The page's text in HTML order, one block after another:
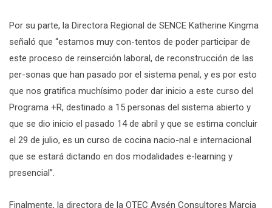
Por su parte, la Directora Regional de SENCE Katherine Kingma
señaló que “estamos muy con-tentos de poder participar de
este proceso de reinserción laboral, de reconstrucción de las
per-sonas que han pasado por el sistema penal, y es por esto
que nos gratifica muchísimo poder dar inicio a este curso del
Programa +R, destinado a 15 personas del sistema abierto y
que se dio inicio el pasado 14 de abril y que se estima concluir
el 29 de julio, es un curso de cocina nacio-nal e internacional
que se estará dictando en dos modalidades e-learning y
presencial”.
Finalmente, la directora de la OTEC Aysén Consultores Marcia